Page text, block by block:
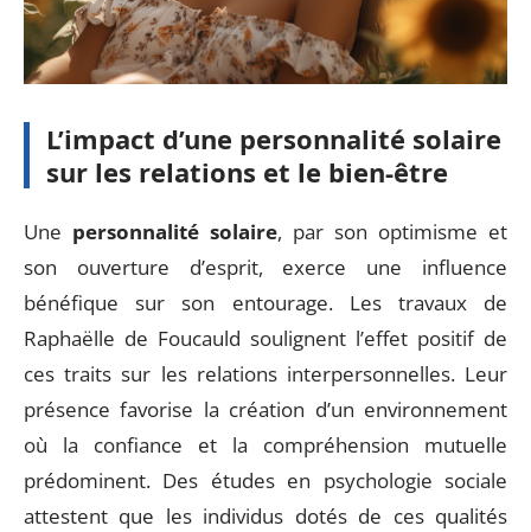
L’impact d’une personnalité solaire
sur les relations et le bien-être
Une personnalité solaire, par son optimisme et
son ouverture d’esprit, exerce une influence
bénéfique sur son entourage. Les travaux de
Raphaëlle de Foucauld soulignent l’effet positif de
ces traits sur les relations interpersonnelles. Leur
présence favorise la création d’un environnement
où la confiance et la compréhension mutuelle
prédominent. Des études en psychologie sociale
attestent que les individus dotés de ces qualités